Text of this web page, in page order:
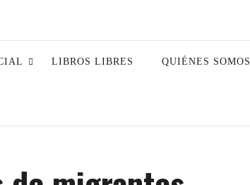
LIBROS LIBRES QUIÉNES SOMOS